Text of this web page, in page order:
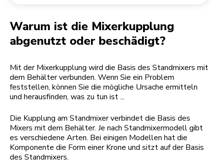
Warum ist die Mixerkupplung
abgenutzt oder beschädigt?
Mit der Mixerkupplung wird die Basis des Standmixers mit
dem Behälter verbunden. Wenn Sie ein Problem
feststellen, können Sie die mögliche Ursache ermitteln
und herausfinden, was zu tun ist ...
Die Kupplung am Standmixer verbindet die Basis des
Mixers mit dem Behälter. Je nach Standmixermodell gibt
es verschiedene Arten. Bei einigen Modellen hat die
Komponente die Form einer Krone und sitzt auf der Basis
des Standmixers.